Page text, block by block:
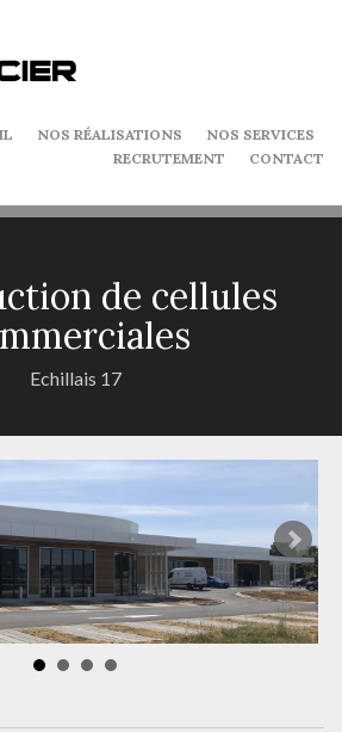
NOS RÉALISATIONS
NOS SERVICES
RECRUTEMENT
CONTACT
de cellules
Echillais 17